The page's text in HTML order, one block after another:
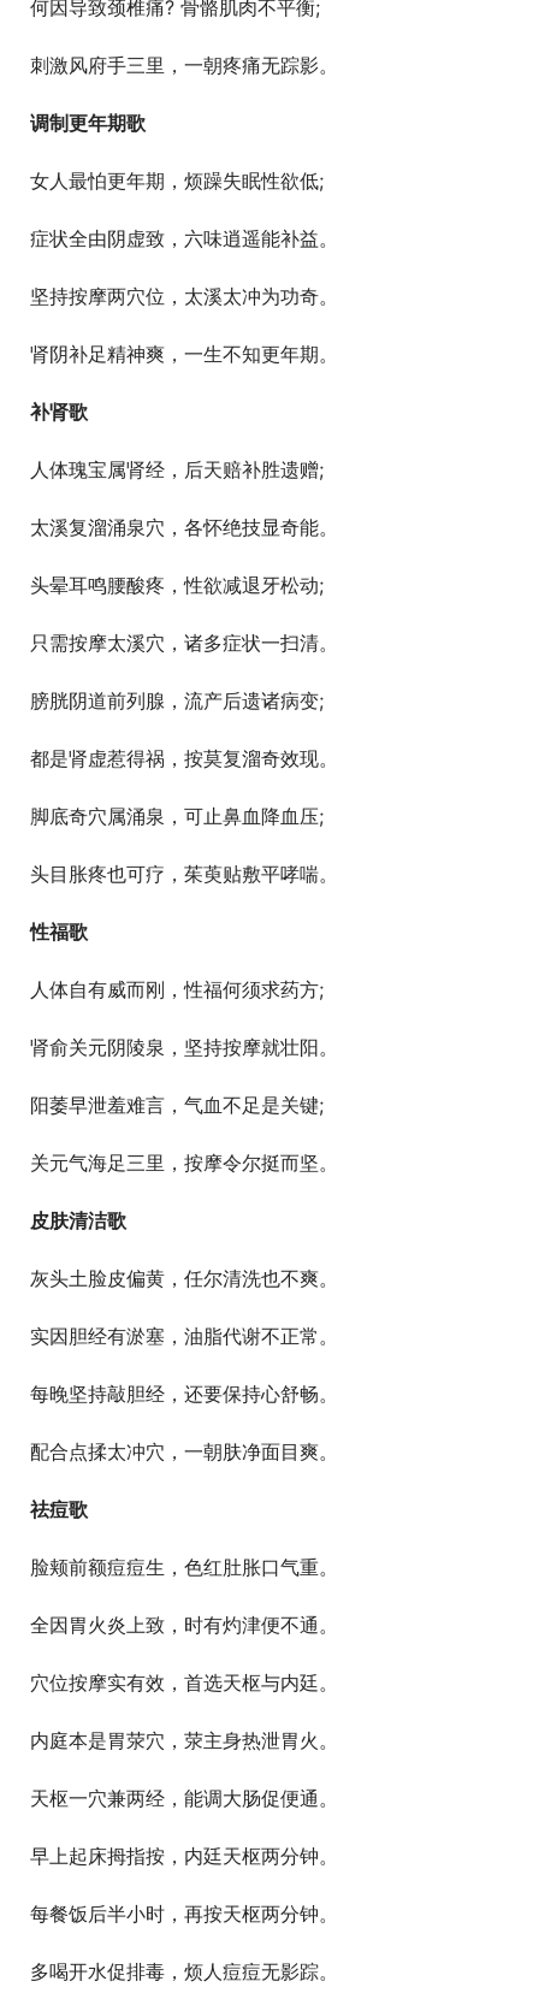
  何因导致颈椎痛? 骨骼肌肉不平衡;
  刺激风府手三里，一朝疼痛无踪影。
调制更年期歌
  女人最怕更年期，烦躁失眠性欲低;
  症状全由阴虚致，六味逍遥能补益。
  坚持按摩两穴位，太溪太冲为功奇。
  肾阴补足精神爽，一生不知更年期。
补肾歌
  人体瑰宝属肾经，后天赔补胜遗赠;
  太溪复溜涌泉穴，各怀绝技显奇能。
  头晕耳鸣腰酸疼，性欲减退牙松动;
  只需按摩太溪穴，诸多症状一扫清。
  膀胱阴道前列腺，流产后遗诸病变;
  都是肾虚惹得祸，按莫复溜奇效现。
  脚底奇穴属涌泉，可止鼻血降血压;
  头目胀疼也可疗，茱萸贴敷平哮喘。
性福歌
  人体自有威而刚，性福何须求药方;
  肾俞关元阴陵泉，坚持按摩就壮阳。
  阳萎早泄羞难言，气血不足是关键;
  关元气海足三里，按摩令尔挺而坚。
皮肤清洁歌
  灰头土脸皮偏黄，任尔清洗也不爽。
  实因胆经有淤塞，油脂代谢不正常。
  每晚坚持敲胆经，还要保持心舒畅。
  配合点揉太冲穴，一朝肤净面目爽。
祛痘歌
  脸颊前额痘痘生，色红肚胀口气重。
  全因胃火炎上致，时有灼津便不通。
  穴位按摩实有效，首选天枢与内廷。
  内庭本是胃荥穴，荥主身热泄胃火。
  天枢一穴兼两经，能调大肠促便通。
  早上起床拇指按，内廷天枢两分钟。
  每餐饭后半小时，再按天枢两分钟。
  多喝开水促排毒，烦人痘痘无影踪。